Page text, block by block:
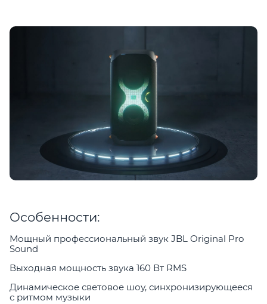
Особенности:
Мощный профессиональный звук JBL Original Pro
Sound
Выходная мощность звука 160 Вт RMS
Динамическое световое шоу, синхронизирующееся
с ритмом музыки